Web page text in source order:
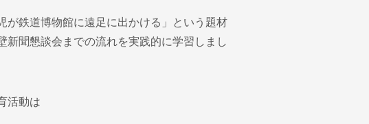
が鉄道博物館に遠足に出かける」という題材
新聞懇談会までの流れを実践的に学習しまし
活動は